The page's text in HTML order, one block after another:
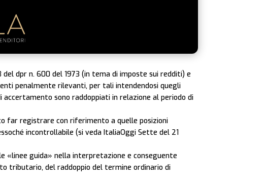
dpr n. 600 del 1973 (in tema di imposte sui redditi) e
penalmente rilevanti, per tali intendendosi quegli
sono raddoppiati in relazione al periodo di
far registrare con riferimento a quelle posizioni
incontrollabile (si veda ItaliaOggi Sette del 21
«linee guida» nella interpretazione e conseguente
tributario, del raddoppio del termine ordinario di